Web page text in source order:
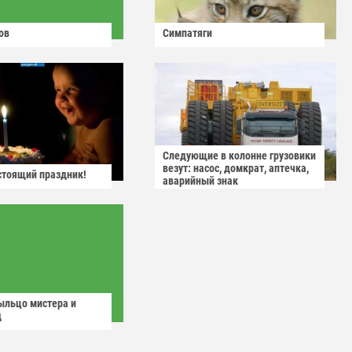
Симпатяги
праздник!
Следующие в колонне грузовики
везут: насос, домкрат, аптечка,
аварийный знак
мистера и